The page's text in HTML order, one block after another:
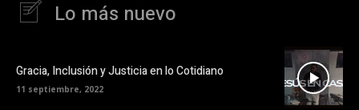
Lo más nuevo
Gracia, Inclusión y Justicia en lo Cotidiano
11 septiembre, 2022